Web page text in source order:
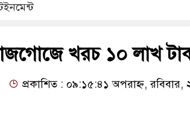
সাজগোজে খরচ ১০ লাখ
প্রকাশিত : ০৯:১৫:৪১ অপরাহ্ন,